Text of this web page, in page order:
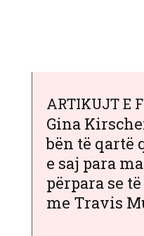
ARTIKUJT E
Gina
bën të qartë
e saj para
përpara se
me Travis